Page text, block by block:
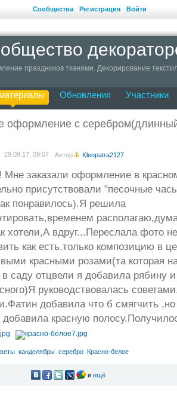
Сообщества Регистрация Войти
праздников тканями. Декорирование
Обновления Участники
оформление с
29.09.17, 09:07 Автор Kleopatra2127
заказали оформление в
присутствовали "песочные
понравилось).Я решила
хотели,А вдруг...Переслала фото
как есть.только композицию в
красными розами(та которая
в саду отцвели я добавила рябину
руководствовалась
добавила что б смягчить ,но
добавила красную
канделябры серебро Красно-белое
и ещё